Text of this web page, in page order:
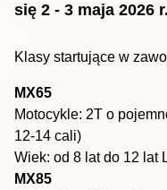
się 2 - 3 maja 2026 r.
Klasy startujące w
MX65
Motocykle: 2T o
12-14 cali)
Wiek: od 8 lat do 12 lat
MX85